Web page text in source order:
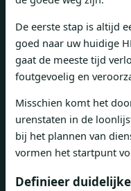
De eerste stap is altijd
goed naar uw huidige
gaat de meeste tijd
foutgevoelig en
Misschien komt het
urenstaten in de
bij het plannen van
vormen het startpunt
Definieer